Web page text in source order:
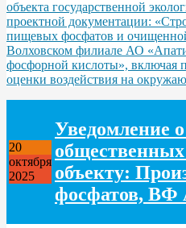
объекта государственной
проектной документации:
пищевых фосфатов и
Волховском филиале АО
фосфорной кислоты», включая
оценки воздействия на
20
октября
2025
Уведомление
объекту:
фосфатов,